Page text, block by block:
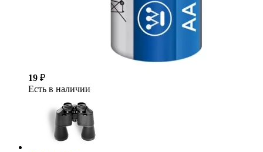
19 ₽
Есть в наличии